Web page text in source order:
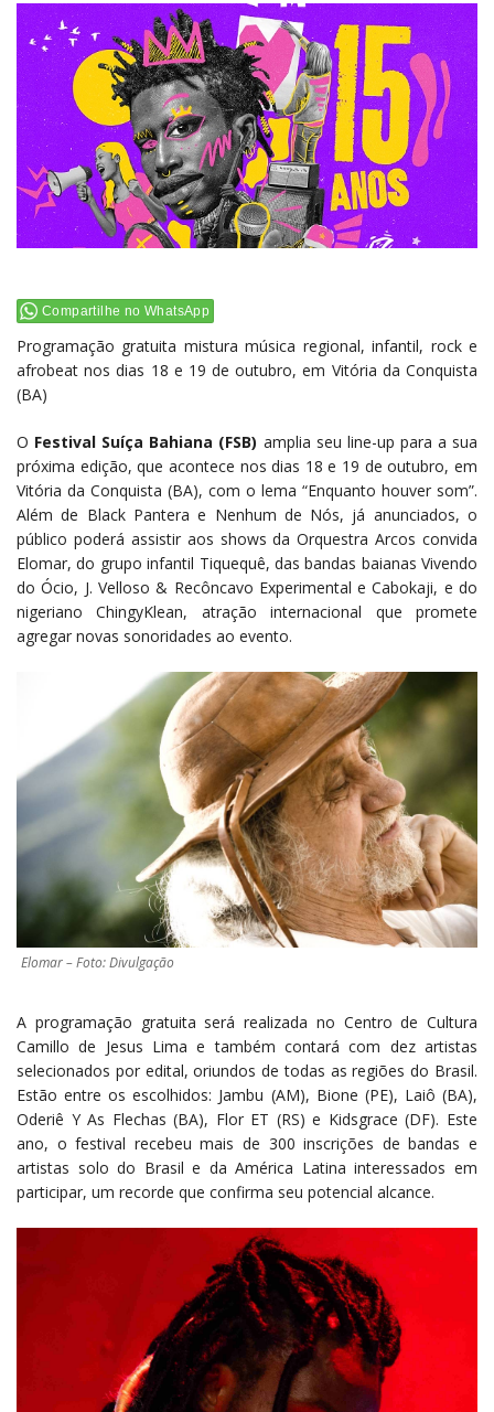
Compartilhe no WhatsApp
Programação gratuita mistura música regional, infantil, rock e
afrobeat nos dias 18 e 19 de outubro, em Vitória da Conquista
(BA)
O Festival Suíça Bahiana (FSB) amplia seu line-up para a sua
próxima edição, que acontece nos dias 18 e 19 de outubro, em
Vitória da Conquista (BA), com o lema “Enquanto houver som”.
Além de Black Pantera e Nenhum de Nós, já anunciados, o
público poderá assistir aos shows da Orquestra Arcos convida
Elomar, do grupo infantil Tiquequê, das bandas baianas Vivendo
do Ócio, J. Velloso & Recôncavo Experimental e Cabokaji, e do
nigeriano ChingyKlean, atração internacional que promete
agregar novas sonoridades ao evento.
Elomar – Foto: Divulgação
A programação gratuita será realizada no Centro de Cultura
Camillo de Jesus Lima e também contará com dez artistas
selecionados por edital, oriundos de todas as regiões do Brasil.
Estão entre os escolhidos: Jambu (AM), Bione (PE), Laiô (BA),
Oderiê Y As Flechas (BA), Flor ET (RS) e Kidsgrace (DF). Este
ano, o festival recebeu mais de 300 inscrições de bandas e
artistas solo do Brasil e da América Latina interessados em
participar, um recorde que confirma seu potencial alcance.